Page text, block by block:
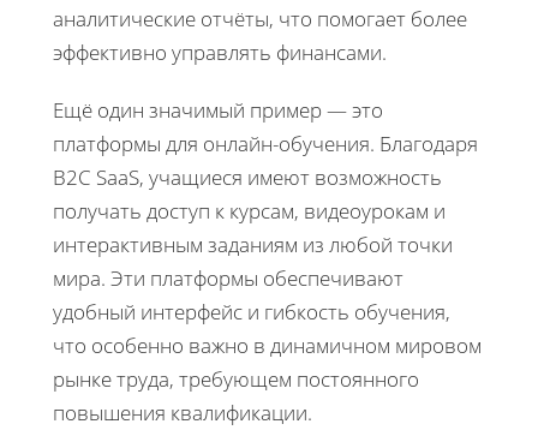
аналитические отчёты, что помогает более
эффективно управлять финансами.
Ещё один значимый пример — это
платформы для онлайн-обучения. Благодаря
B2C SaaS, учащиеся имеют возможность
получать доступ к курсам, видеоурокам и
интерактивным заданиям из любой точки
мира. Эти платформы обеспечивают
удобный интерфейс и гибкость обучения,
что особенно важно в динамичном мировом
рынке труда, требующем постоянного
повышения квалификации.